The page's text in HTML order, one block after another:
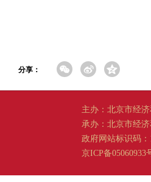
分享：
主办：北京市经
承办：北京市经
政府网站标识码：
京ICP备05060933